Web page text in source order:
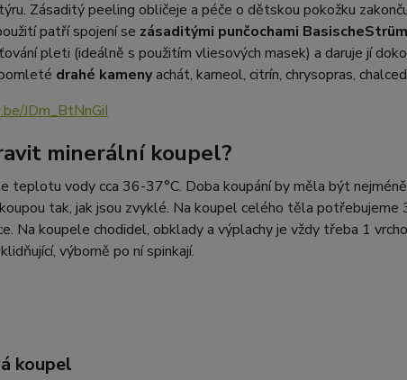
Zásaditý peeling obličeje a péče o dětskou pokožku
patří spojení se zásaditými punčochami
pleti (ideálně s použitím vliesových masek) a daruje jí
drahé kamenyachát, karneol, citrín, chrysopras,
JDm_BtNnGiI
minerální koupel?
teplotu vody cca 36-37°C. Doba koupání by měla být
tak, jak jsou zvyklé. Na koupel celého těla
Na koupele chodidel, obklady a výplachy je vždy třeba 1
výborně po ní spinkají.
koupel